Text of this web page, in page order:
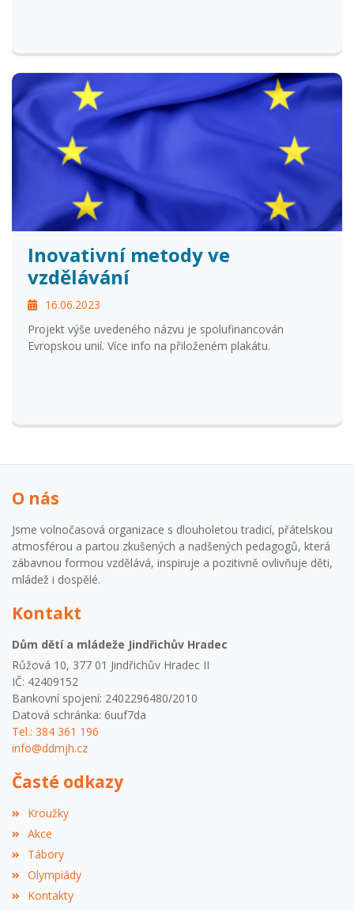
Inovativní metody ve
vzdělávání
16.06.2023
Projekt výše uvedeného názvu je spolufinancován
Evropskou unií. Více info na přiloženém plakátu.
O nás
Jsme volnočasová organizace s dlouholetou tradicí, přátelskou
atmosférou a partou zkušených a nadšených pedagogů, která
zábavnou formou vzdělává, inspiruje a pozitivně ovlivňuje děti,
mládež i dospělé.
Kontakt
Dům dětí a mládeže Jindřichův Hradec
Růžová 10, 377 01 Jindřichův Hradec II
IČ: 42409152
Bankovní spojení: 2402296480/2010
Datová schránka: 6uuf7da
Tel.: 384 361 196
info@ddmjh.cz
Časté odkazy
Kroužky
Akce
Tábory
Olympiády
Kontakty